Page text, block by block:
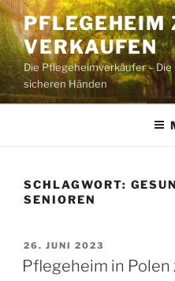
Zum
Inhalt
springen
PFLEGEHEIM
VERKAUFEN
Die Pflegeheimverkäufer –
sicheren Händen
SCHLAGWORT:
SENIOREN
VERÖFFENTLICHT
AM
26. JUNI 2023
Pflegeheim in Polen